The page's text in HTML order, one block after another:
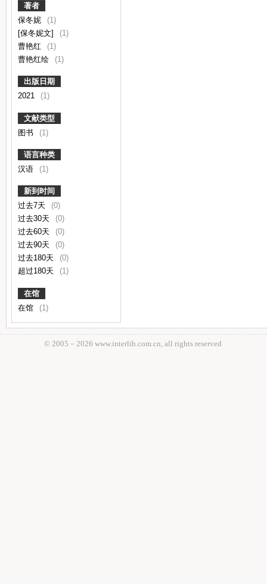
著者
保冬妮
(1)
[保冬妮文]
(1)
曹艳红
(1)
曹艳红绘
(1)
出版日期
2021
(1)
文献类型
图书
(1)
语言种类
汉语
(1)
新到时间
过去7天
(0)
过去30天
(0)
过去60天
(0)
过去90天
(0)
过去180天
(0)
超过180天
(1)
在馆
在馆
(1)
© 2005－ 2026 www.interlib.com.cn, all rights reserved